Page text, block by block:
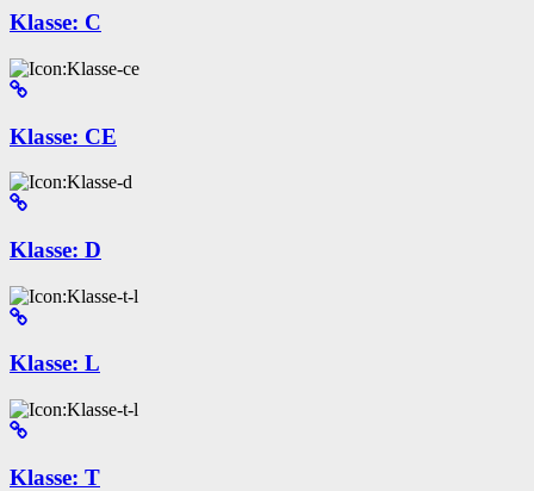
Klasse: C
Klasse: CE
Klasse: D
Klasse: L
Klasse: T